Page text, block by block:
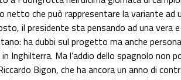
netto che può rappresentare la variante
il presidente sta pensando ad una vera
ha dubbi sul progetto ma anche
Inghilterra. Ma l’addio dello spagnolo non
Bigon, che ha ancora un anno di